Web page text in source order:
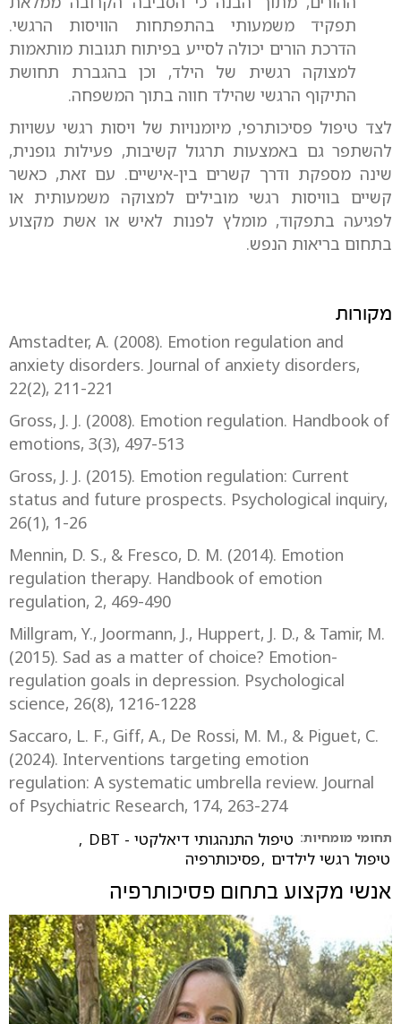
תפקיד משמעותי בהתפתחות הוויסות הרגשי.
הדרכת הורים יכולה לסייע בפיתוח תגובות מותאמות
למצוקה רגשית של הילד, וכן בהגברת תחושת
התיקוף הרגשי שהילד חווה בתוך המשפחה.
לצד טיפול פסיכותרפי, מיומנויות של ויסות רגשי עשויות
להשתפר גם באמצעות תרגול קשיבות, פעילות גופנית,
שינה מספקת ודרך קשרים בין-אישיים. עם זאת, כאשר
קשיים בוויסות רגשי מובילים למצוקה משמעותית או
לפגיעה בתפקוד, מומלץ לפנות לאיש או אשת מקצוע
בתחום בריאות הנפש.
מקורות
Amstadter, A. (2008). Emotion regulation and
anxiety disorders. Journal of anxiety disorders,
22(2), 211-221
Gross, J. J. (2008). Emotion regulation. Handbook of
emotions, 3(3), 497-513
Gross, J. J. (2015). Emotion regulation: Current
status and future prospects. Psychological inquiry,
26(1), 1-26‏
Mennin, D. S., & Fresco, D. M. (2014). Emotion
regulation therapy. Handbook of emotion
regulation, 2, 469-490
Millgram, Y., Joormann, J., Huppert, J. D., & Tamir, M.
(2015). Sad as a matter of choice? Emotion-
regulation goals in depression. Psychological
science, 26(8), 1216-1228
Saccaro, L. F., Giff, A., De Rossi, M. M., & Piguet, C.
(2024). Interventions targeting emotion
regulation: A systematic umbrella review. Journal
of Psychiatric Research, 174, 263-274
תחומי מומחיות: טיפול התנהגותי דיאלקטי - DBT
,
טיפול רגשי לילדים ,פסיכותרפיה
אנשי מקצוע בתחום פסיכותרפיה